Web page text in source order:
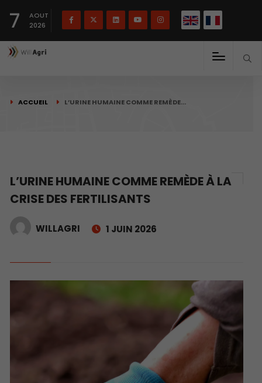
7
AOUT
2026
ACCUEIL L’URINE HUMAINE COMME REMÈDE…
L’URINE HUMAINE COMME REMÈDE À LA
CRISE DES FERTILISANTS
WILLAGRI 1 JUIN 2026
Français English(English)